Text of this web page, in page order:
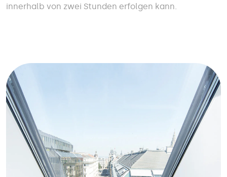
innerhalb von zwei Stunden erfolgen kann.